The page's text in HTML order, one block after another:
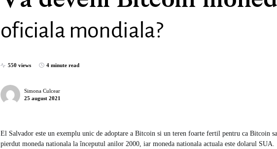
oficiala mondiala?
550 views 4 minute read
Simona Culcear
25 august 2021
El Salvador este un exemplu unic de adoptare a Bitcoin si un teren foarte fertil pentru ca Bitcoin
pierdut moneda nationala la începutul anilor 2000, iar moneda nationala actuala este dolarul SUA.